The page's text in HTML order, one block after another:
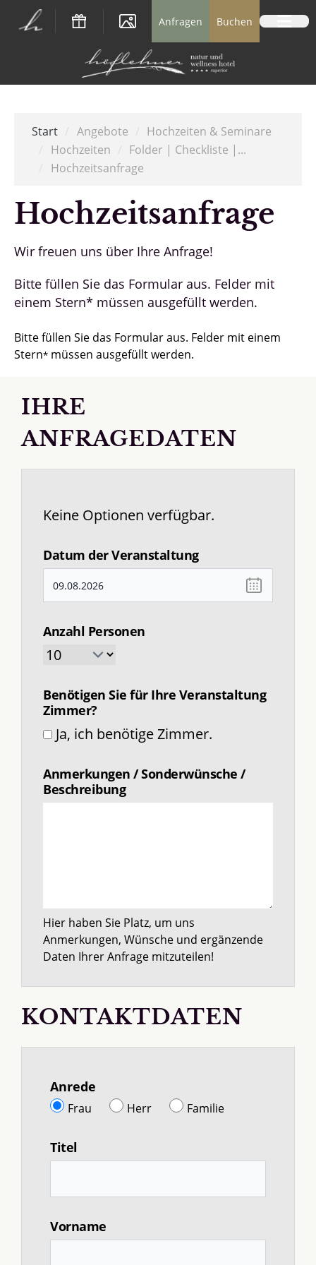
Logo Natur- und Wellnesshotel Höflehner
Anfragen Buchen
Start Angebote
Hochzeiten & Seminare
Hochzeiten
Folder | Checkliste |...
Hochzeitsanfrage
Hochzeitsanfrage
Wir freuen uns über Ihre Anfrage!
Bitte füllen Sie das Formular aus. Felder mit
einem Stern* müssen ausgefüllt werden.
Bitte füllen Sie das Formular aus. Felder mit einem
Stern* müssen ausgefüllt werden.
IHRE
ANFRAGEDATEN
Keine Optionen verfügbar.
Datum der Veranstaltung
Anzahl Personen
Benötigen Sie für Ihre Veranstaltung
Zimmer?
Ja, ich benötige Zimmer.
Anmerkungen / Sonderwünsche /
Beschreibung
Hier haben Sie Platz, um uns
Anmerkungen, Wünsche und ergänzende
Daten Ihrer Anfrage mitzuteilen!
KONTAKTDATEN
Anrede
Frau Herr Familie
Titel
Vorname